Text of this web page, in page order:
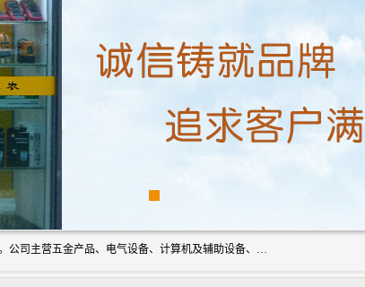
厦门欣锐仪器仪表有限公司成立于2006年，位于厦门市湖里区。公司主营五金产品、电气设备、计算机及辅助设备、通讯设备的批发与零售，同时涉及乐器、照相器材等文化用品的销售。此外，公司还提供通用设备、电气设备、仪器仪表的修理服务，以及信息系统集成、信息技术咨询、数据处理和存储等技术支持。公司致力于为客户提供全面的产品和服务，满足多样化的市场需求。